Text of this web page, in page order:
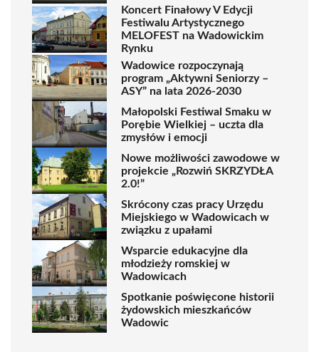
Koncert Finałowy V Edycji
Festiwalu Artystycznego
MELOFEST na Wadowickim
Rynku
Wadowice rozpoczynają
program „Aktywni Seniorzy –
ASY” na lata 2026-2030
Małopolski Festiwal Smaku w
Porębie Wielkiej – uczta dla
zmysłów i emocji
Nowe możliwości zawodowe w
projekcie „Rozwiń SKRZYDŁA
2.0!”
Skrócony czas pracy Urzędu
Miejskiego w Wadowicach w
związku z upałami
Wsparcie edukacyjne dla
młodzieży romskiej w
Wadowicach
Spotkanie poświęcone historii
żydowskich mieszkańców
Wadowic